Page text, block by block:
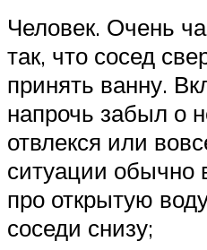
Человек. Очень
так, что сосед
принять ванну.
напрочь забыл о
отвлекся или
ситуации обычно
про открытую
соседи снизу;